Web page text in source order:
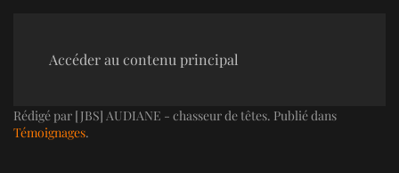
Accéder au contenu principal
Rédigé par [JBS] AUDIANE - chasseur de têtes. Publié dans
Témoignages.